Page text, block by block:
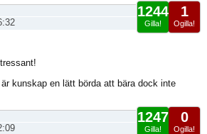
1
Ogilla!
1244
Gilla!
kunskap en lätt börda att bära dock inte
0
Ogilla!
1247
Gilla!